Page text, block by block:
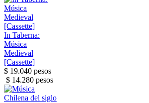
In Taberna:
Música
Medieval
[Cassette]
$ 19.040 pesos
$ 14.280 pesos